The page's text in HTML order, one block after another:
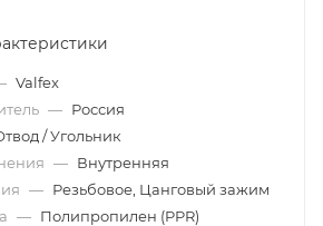
Valfex
— Россия
/ Угольник
— Внутренняя
— Резьбовое, Цанговый зажим
— Полипропилен (PPR)